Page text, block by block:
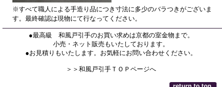
※すべて職人による手造り品につき寸法に多少のバラつきがございま
す。最終確認は現物にて行なってください。
●最高級 和風戸引手のお買い求めは京都の室金物まで。
小売・ネット販売もいたしております。
●お見積りもいたします。お気軽にお問い合わせください。
＞＞和風戸引手ＴＯＰページへ